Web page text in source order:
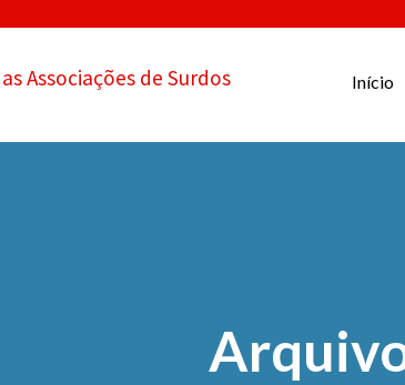
Associações de Surdos Início